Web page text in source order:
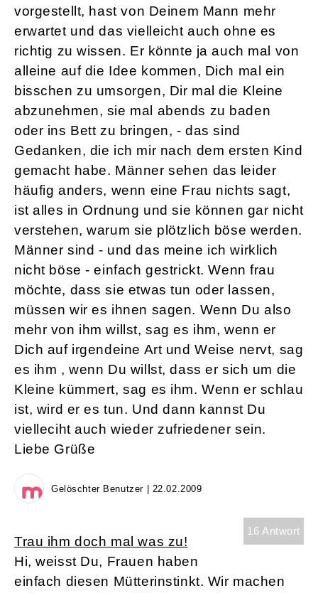
vorgestellt, hast von Deinem Mann mehr
erwartet und das vielleicht auch ohne es
richtig zu wissen. Er könnte ja auch mal von
alleine auf die Idee kommen, Dich mal ein
bisschen zu umsorgen, Dir mal die Kleine
abzunehmen, sie mal abends zu baden
oder ins Bett zu bringen, - das sind
Gedanken, die ich mir nach dem ersten Kind
gemacht habe. Männer sehen das leider
häufig anders, wenn eine Frau nichts sagt,
ist alles in Ordnung und sie können gar nicht
verstehen, warum sie plötzlich böse werden.
Männer sind - und das meine ich wirklich
nicht böse - einfach gestrickt. Wenn frau
möchte, dass sie etwas tun oder lassen,
müssen wir es ihnen sagen. Wenn Du also
mehr von ihm willst, sag es ihm, wenn er
Dich auf irgendeine Art und Weise nervt, sag
es ihm , wenn Du willst, dass er sich um die
Kleine kümmert, sag es ihm. Wenn er schlau
ist, wird er es tun. Und dann kannst Du
vielleciht auch wieder zufriedener sein.
Liebe Grüße
Gelöschter Benutzer | 22.02.2009
16 Antwort
Trau ihm doch mal was zu!
Hi, weisst Du, Frauen haben
einfach diesen Mütterinstinkt. Wir machen